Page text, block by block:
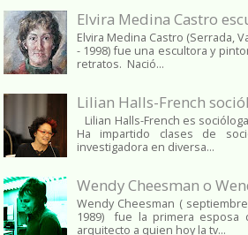
Elvira Medina Castro
Elvira Medina Castro (Serrada,
- 1998) fue una escultora y
retratos. Nació...
Lilian Halls-French
Lilian Halls-French es
Ha impartido clases de
investigadora en diversa...
Wendy Cheesman o
Wendy Cheesman (
1989) fue la primera esposa
arquitecto a quien hoy la tv...